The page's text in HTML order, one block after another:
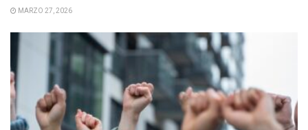
MARZO 27, 2026